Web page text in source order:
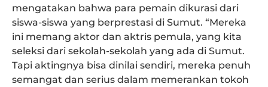
mengatakan bahwa para pemain dikurasi dari
siswa-siswa yang berprestasi di Sumut. “Mereka
ini memang aktor dan aktris pemula, yang kita
seleksi dari sekolah-sekolah yang ada di Sumut.
Tapi aktingnya bisa dinilai sendiri, mereka penuh
semangat dan serius dalam memerankan tokoh